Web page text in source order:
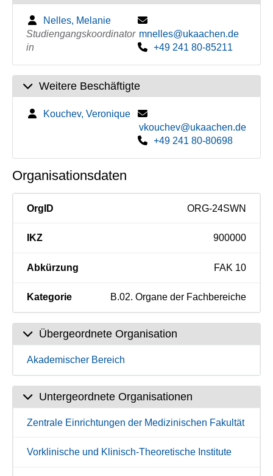
Nelles, Melanie
Studiengangskoordinator
in
mnelles@ukaachen.de
+49 241 80-85211
Weitere Beschäftigte
Kouchev, Veronique
vkouchev@ukaachen.de
+49 241 80-80698
Organisationsdaten
OrgID ORG-24SWN
IKZ 900000
Abkürzung FAK 10
Kategorie B.02. Organe der Fachbereiche
Übergeordnete Organisation
Akademischer Bereich
Untergeordnete Organisationen
Zentrale Einrichtungen der Medizinischen Fakultät
Vorklinische und Klinisch-Theoretische Institute